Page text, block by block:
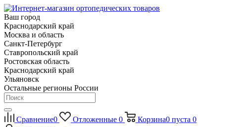
Ваш город
Краснодарский край
Москва и область
Санкт-Петербург
Ставропольский край
Ростовская область
Краснодарский край
Ульяновск
Остальные регионы России
Сравнение0 Отложенные 0 Корзина0 пуста 0